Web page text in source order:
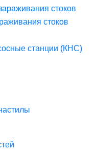
стоков
стоков
станции (КНС)